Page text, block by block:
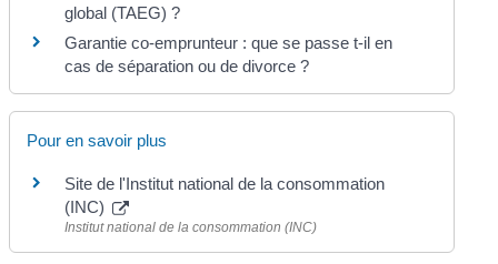
global (TAEG) ?
Garantie co-emprunteur : que se passe t-il en
cas de séparation ou de divorce ?
Pour en savoir plus
Site de l'Institut national de la consommation
(INC)
Institut national de la consommation (INC)